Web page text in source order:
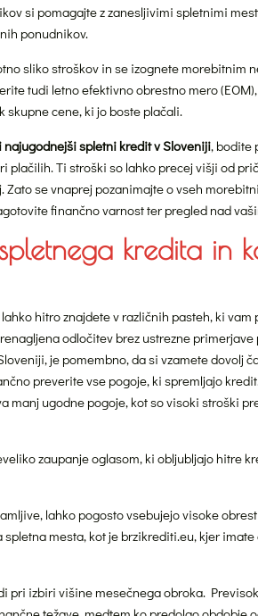
si pomagajte z zanesljivimi spletnimi
ponudnikov.
sliko stroškov in se izognete morebitnim
tudi letno efektivno obrestno mero
skupne cene, ki jo boste plačali.
najugodnejši spletni kredit v Sloveniji, bodite
plačilih. Ti stroški so lahko precej višji od
Zato se vnaprej pozanimajte o vseh
finančno varnost ter pregled nad
kredita in
hitro znajdete v različnih pasteh, ki
odločitev brez ustrezne
je pomembno, da si vzamete dovolj
preverite vse pogoje, ki spremljajo
manj ugodne pogoje, kot so visoki stroški
zaupanje oglasom, ki obljubljajo hitre
lahko pogosto vsebujejo visoke
mesta, kot je brzikrediti.eu, kjer
pri izbiri višine mesečnega obroka.